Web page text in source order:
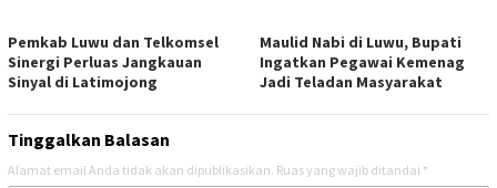
Pemkab Luwu dan Telkomsel
Sinergi Perluas Jangkauan
Sinyal di Latimojong
Maulid Nabi di Luwu, Bupati
Ingatkan Pegawai Kemenag
Jadi Teladan Masyarakat
Tinggalkan Balasan
Alamat email Anda tidak akan dipublikasikan. Ruas yang wajib ditandai *